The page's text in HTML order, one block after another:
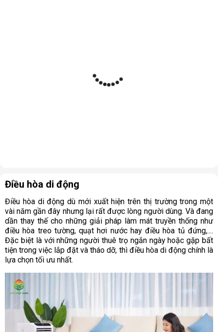
Điều hòa di động
Điều hòa di động dù mới xuất hiện trên thị trường trong một
vài năm gần đây nhưng lại rất được lòng người dùng. Và đang
dần thay thế cho những giải pháp làm mát truyền thống như
điều hòa treo tường, quạt hơi nước hay điều hòa tủ đứng,....
Đặc biệt là với những người thuê trọ ngắn ngày hoặc gặp bất
tiện trong việc lắp đặt và tháo dỡ, thì điều hòa di động chính là
lựa chọn tối ưu nhất.